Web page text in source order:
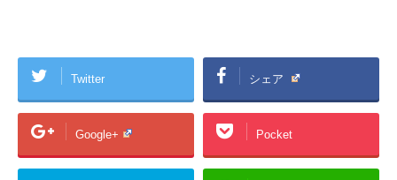
Twitter シェア
Google+ Pocket